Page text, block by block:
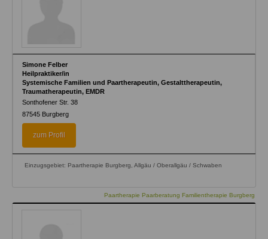
Simone Felber
Heilpraktiker/in
Systemische Familien und Paartherapeutin, Gestalttherapeutin,
Traumatherapeutin, EMDR
Sonthofener Str. 38
87545 Burgberg
zum Profil
Einzugsgebiet: Paartherapie Burgberg, Allgäu / Oberallgäu / Schwaben
Paartherapie Paarberatung Familientherapie Burgberg